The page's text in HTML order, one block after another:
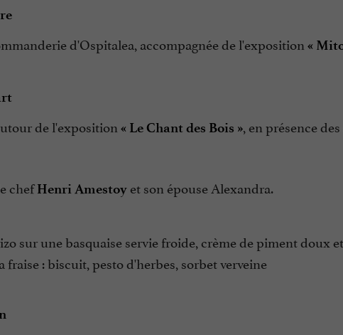
d'Ospitalea, accompagnée de l'exposition «
de l'exposition « Le Chant des Bois », en présence
chefHenri Amestoy et son épouse Alexandra.
sur une basquaise servie froide, crème de piment doux
: biscuit, pesto d'herbes, sorbet verveine